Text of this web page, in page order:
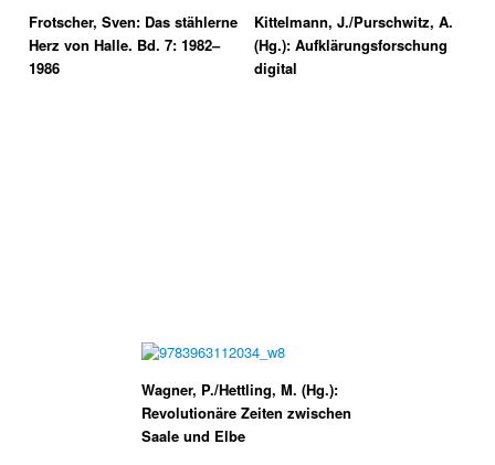
Frotscher, Sven: Das stählerne
Herz von Halle. Bd. 7: 1982–
1986
Kittelmann, J./Purschwitz, A.
(Hg.): Aufklärungsforschung
digital
Wagner, P./Hettling, M. (Hg.):
Revolutionäre Zeiten zwischen
Saale und Elbe